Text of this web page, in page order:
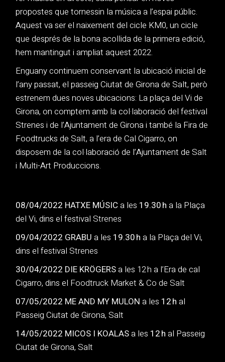
propostes que tornessin la música a l’espai públic.
Aquest va ser el naixement del cicle KM0, un cicle
que després de la bona acollida de la primera edició,
hem mantingut i ampliat aquest 2022.
Enguany continuem conservant la ubicació inicial de
l’any passat, el passeig Ciutat de Girona de Salt, però
estrenem dues noves ubicacions: La plaça del Vi de
Girona, on comptem amb la col·laboració del festival
Strenes i de l’Ajuntament de Girona i també la Fira de
Foodtrucks de Salt, a l’era de Cal Cigarro, on
disposem de la col·laboració de l’Ajuntament de Salt
i Multi-Art Produccions.
08/04/2022 HATXE MÚSICa les 19.30 h a la Plaça
del Vi, dins el festival Strenes
09/04/2022 GRABU a les 19.30 h a la Plaça del Vi,
dins el festival Strenes
30/04/2022 DIE KRÖGERSa les 12 h a l’Era de cal
Cigarro, dins el Foodtruck Market & Co de Salt
07/05/2022 ME AND MY MULON a les 12 h al
Passeig Ciutat de Girona, Salt
14/05/2022 MICOS I KOALASa les 12 h al Passeig
Ciutat de Girona, Salt